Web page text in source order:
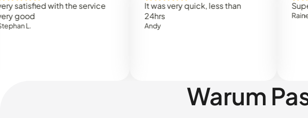
with the service
It was very quick, less than
Super
Warum